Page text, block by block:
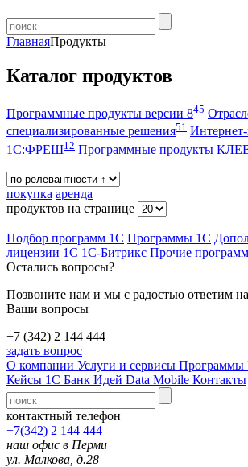
ГлавнаяПродукты
Каталог продуктов
Программные продукты версии 845
специализированные решения51
1С:ФРЕШ12 Программные продукты
покупка аренда
продуктов на странице
Подбор программ 1С Программы 1С
лицензии 1С 1С-Битрикс Прочие
Остались вопросы?
Позвоните нам и мы с радостью ответим
Ваши вопросы
+7 (342) 2 144 444
задать вопрос
О компании Услуги и сервисы Программы
Кейсы 1С Банк Идей Data Mobile Контакты
контактный телефон
+7(342) 2 144 444
наш офис в Перми
ул. Малкова, д.28